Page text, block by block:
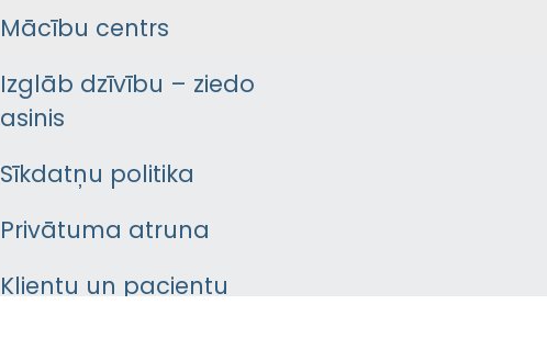
Mācību centrs
Izglāb dzīvību – ziedo
asinis
Sīkdatņu politika
Privātuma atruna
Klientu un pacientu